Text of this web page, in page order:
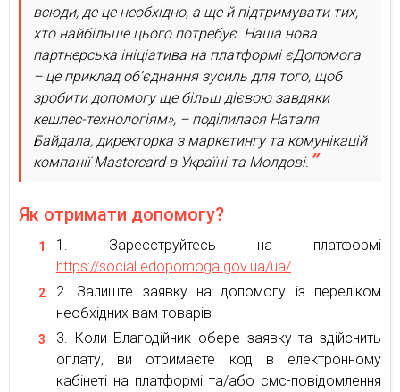
всюди, де це необхідно, а ще й підтримувати тих,
хто найбільше цього потребує. Наша нова
партнерська ініціатива на платформі єДопомога
– це приклад об’єднання зусиль для того, щоб
зробити допомогу ще більш дієвою завдяки
кешлес-технологіям», – поділилася Наталя
Байдала, директорка з маркетингу та комунікацій
компанії Mastercard в Україні та Молдові.
Як отримати допомогу?
Зареєструйтесь на платформі
https://social.edopomoga.gov.ua/ua/
Залиште заявку на допомогу із переліком
необхідних вам товарів
Коли Благодійник обере заявку та здійснить
оплату, ви отримаєте код в електронному
кабінеті на платформі та/або смс-повідомлення